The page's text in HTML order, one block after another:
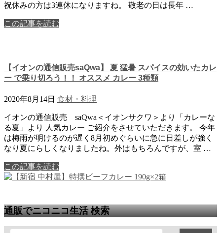
祝休みの方は3連休になりますね。 敬老の日は長年 …
この記事を読む
【イオンの通信販売saQwa】 夏 猛暑 スパイスの効いたカレ
ー で乗り切ろう！！ オススメ カレー 3種類
2020年8月14日 食材・料理
イオンの通信販売 saQwa＜イオンサクワ＞より「カレーな
る夏」より 人気カレー ご紹介をさせていただきます。 今年
は梅雨が明けるのが遅く8月初めぐらいに急に日差しが強く
なり夏にらしくなりましたね。外はもちろんですが、室 …
この記事を読む
通販でニコニコ生活 検索